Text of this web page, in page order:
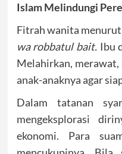
Islam Melindungi
Fitrah wanita menurut
wa robbatul bait.Ibu
Melahirkan,
anak-anaknya agar
Dalam tatanan
mengeksplorasi
ekonomi. Para